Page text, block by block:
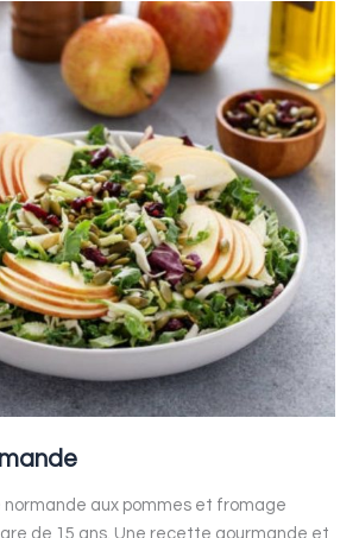
normande aux pommes et fromage
de 15 ans. Une recette gourmande et